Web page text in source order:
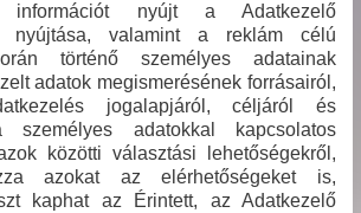
információt nyújt a Adatkezelő
nyújtása, valamint a reklám célú
történő személyes adatainak
adatok megismerésének forrásairól,
jogalapjáról, céljáról és
személyes adatokkal kapcsolatos
közötti választási lehetőségekről,
azokat az elérhetőségeket is,
kaphat az Érintett, az Adatkezelő